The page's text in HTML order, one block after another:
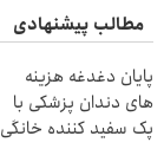
مطالب پیشنهادی
پایان دغدغه هزینه
های دندان پزشکی با
پک سفید کننده خانگی